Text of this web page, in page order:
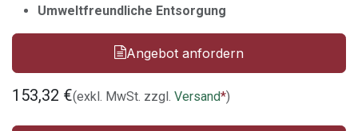
Umweltfreundliche Entsorgung
Angebot anfordern
153,32 €(exkl. MwSt. zzgl. Versand*)